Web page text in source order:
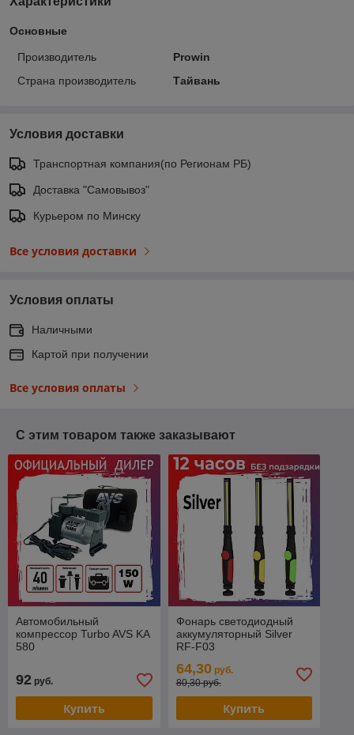
Основные
Производитель
Prowin
Страна производитель
Тайвань
Условия доставки
Транспортная компания(по Регионам РБ)
Доставка "Самовывоз"
Курьером по Минску
Все условия доставки
Условия оплаты
Наличными
Картой при получении
Все условия оплаты
С этим товаром также заказывают
Автомобильный
компрессор Turbo AVS KA
580
92 руб.
Купить
Фонарь светодиодный
аккумуляторный Silver
RF-F03
64,30руб.
80,30 руб.
Купить